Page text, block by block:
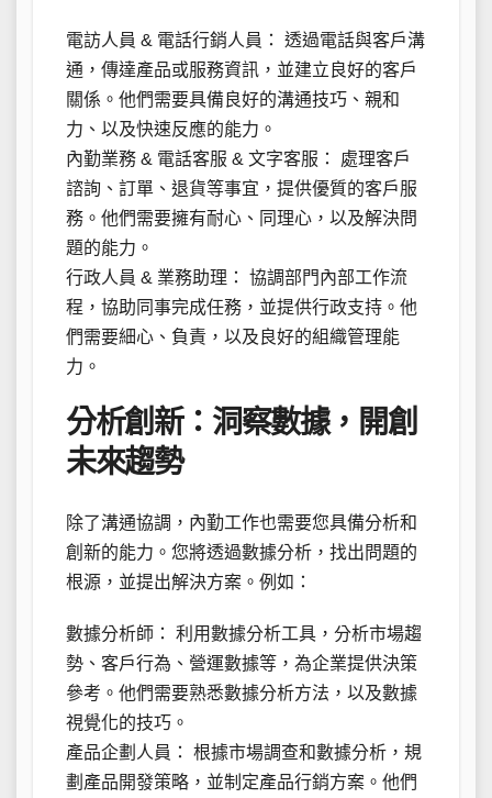
電訪人員 & 電話行銷人員： 透過電話與客戶溝
通，傳達產品或服務資訊，並建立良好的客戶
關係。他們需要具備良好的溝通技巧、親和
力、以及快速反應的能力。
內勤業務 & 電話客服 & 文字客服： 處理客戶
諮詢、訂單、退貨等事宜，提供優質的客戶服
務。他們需要擁有耐心、同理心，以及解決問
題的能力。
行政人員 & 業務助理： 協調部門內部工作流
程，協助同事完成任務，並提供行政支持。他
們需要細心、負責，以及良好的組織管理能
力。
分析創新：洞察數據，開創
未來趨勢
除了溝通協調，內勤工作也需要您具備分析和
創新的能力。您將透過數據分析，找出問題的
根源，並提出解決方案。例如：
數據分析師： 利用數據分析工具，分析市場趨
勢、客戶行為、營運數據等，為企業提供決策
參考。他們需要熟悉數據分析方法，以及數據
視覺化的技巧。
產品企劃人員： 根據市場調查和數據分析，規
劃產品開發策略，並制定產品行銷方案。他們